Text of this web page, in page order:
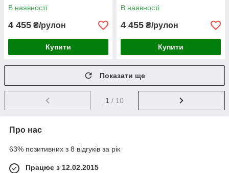
В наявності
4 455 ₴/рулон
Купити
В наявності
4 455 ₴/рулон
Купити
Показати ще
1 / 10
Про нас
63% позитивних з 8 відгуків за рік
Працює з 12.02.2015